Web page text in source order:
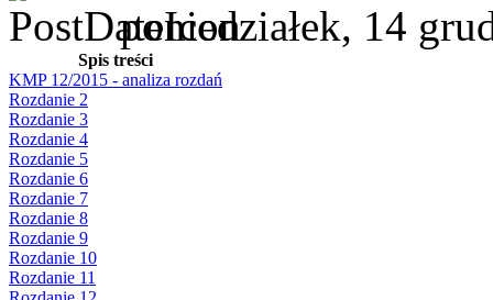
poniedziałek, 14
Spis treści
KMP 12/2015 - analiza rozdań
Rozdanie 2
Rozdanie 3
Rozdanie 4
Rozdanie 5
Rozdanie 6
Rozdanie 7
Rozdanie 8
Rozdanie 9
Rozdanie 10
Rozdanie 11